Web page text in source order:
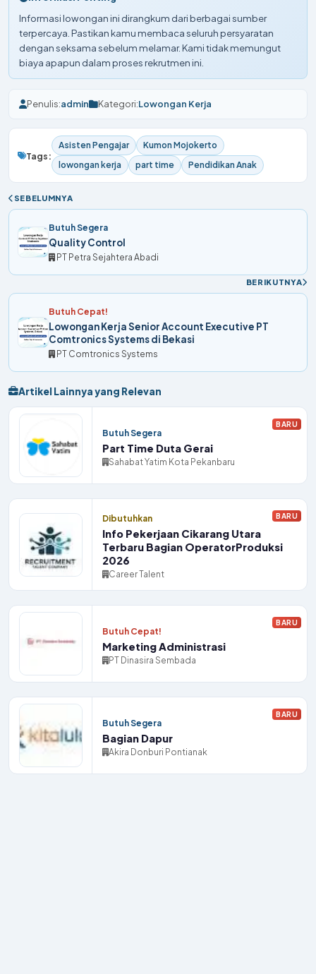
Informasi lowongan ini dirangkum dari berbagai sumber
terpercaya. Pastikan kamu membaca seluruh persyaratan
dengan seksama sebelum melamar. Kami tidak memungut
biaya apapun dalam proses rekrutmen ini.
Penulis:admin Kategori:Lowongan Kerja
Tags:
Asisten Pengajar
Kumon Mojokerto
lowongan kerja
part time Pendidikan Anak
SEBELUMNYA
Butuh Segera
Quality Control
PT Petra Sejahtera Abadi
BERIKUTNYA
Butuh Cepat!
Lowongan Kerja Senior Account Executive PT
Comtronics Systems di Bekasi
PT Comtronics Systems
Artikel Lainnya yang Relevan
Butuh Segera
Part Time Duta Gerai
Sahabat Yatim Kota Pekanbaru
BARU
Dibutuhkan
Info Pekerjaan Cikarang Utara
Terbaru Bagian OperatorProduksi
2026
Career Talent
BARU
Butuh Cepat!
Marketing Administrasi
PT Dinasira Sembada
BARU
Butuh Segera
Bagian Dapur
Akira Donburi Pontianak
BARU